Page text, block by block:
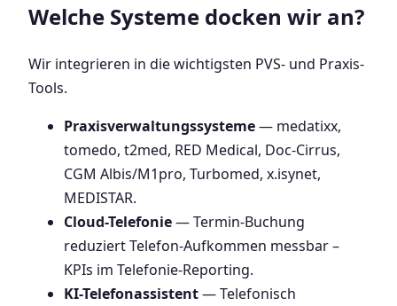
Welche Systeme docken wir an?
Wir integrieren in die wichtigsten PVS- und Praxis-
Tools.
Praxisverwaltungssysteme— medatixx,
tomedo, t2med, RED Medical, Doc-Cirrus,
CGM Albis/M1pro, Turbomed, x.isynet,
MEDISTAR.
Cloud-Telefonie— Termin-Buchung
reduziert Telefon-Aufkommen messbar –
KPIs im Telefonie-Reporting.
KI-Telefonassistent— Telefonisch